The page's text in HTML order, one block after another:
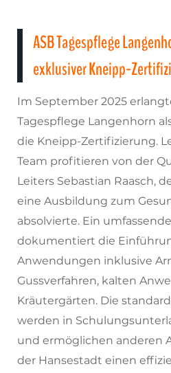
ASB Tagespflege
exklusiver Kneipp-
Im September 2025
Tagespflege Langenhorn
die Kneipp-Zertifizierung.
Team profitieren von der
Leiters Sebastian Raasch,
eine Ausbildung zum
absolvierte. Ein
dokumentiert die
Anwendungen inklusive
Gussverfahren, kalten
Kräutergärten. Die
werden in
und ermöglichen anderen
der Hansestadt einen